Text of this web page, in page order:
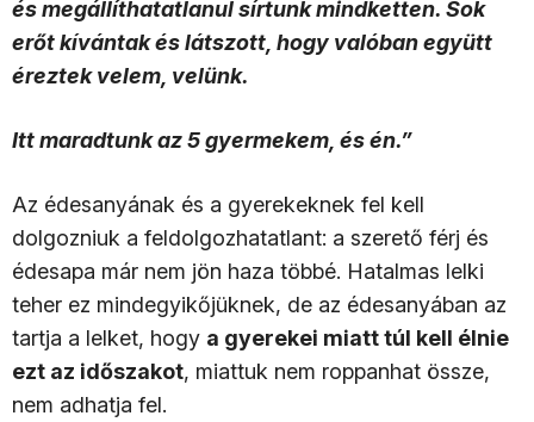
és megállíthatatlanul sírtunk mindketten. Sok
erőt kívántak és látszott, hogy valóban együtt
éreztek velem, velünk.
Itt maradtunk az 5 gyermekem, és én.”
Az édesanyának és a gyerekeknek fel kell
dolgozniuk a feldolgozhatatlant: a szerető férj és
édesapa már nem jön haza többé. Hatalmas lelki
teher ez mindegyikőjüknek, de az édesanyában az
tartja a lelket, hogy a gyerekei miatt túl kell élnie
ezt az időszakot, miattuk nem roppanhat össze,
nem adhatja fel.